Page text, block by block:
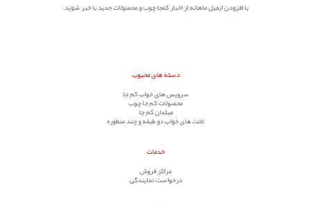
با افزودن ایمیل ماهانه از اخبار کمجا چوب و محصولات جدید با خبر شوید.
دسته های محبوب
سرویس های خواب کم جا
محصولات کم جا چوب
مبلمان کم جا
تخت های خواب دو طبقه و چند منظوره
خدمات
مراکز فروش
درخواست نمایندگی